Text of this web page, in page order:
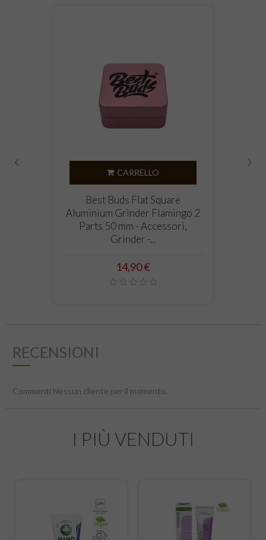
CARRELLO
Best Buds Flat Square
Aluminium Grinder Flamingo 2
Parts 50 mm - Accessori,
Grinder -...
Prezzo
14,90 €
RECENSIONI
Commenti Nessun cliente per il momento.
I PIÙ VENDUTI